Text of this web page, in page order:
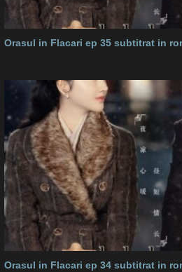
Orasul in Flacari ep 35 subtitrat in
Orasul in Flacari ep 34 subtitrat in